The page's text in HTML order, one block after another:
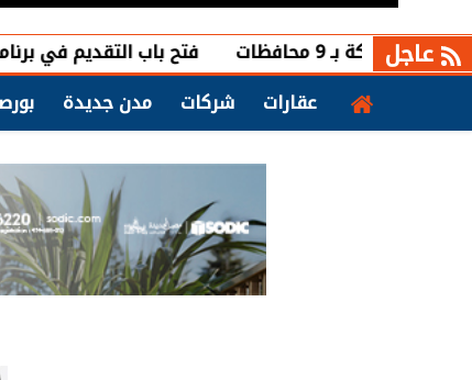
عاجل
فتح باب التقديم في برنامج التعلم
عقارات
شركات مدن جديدة